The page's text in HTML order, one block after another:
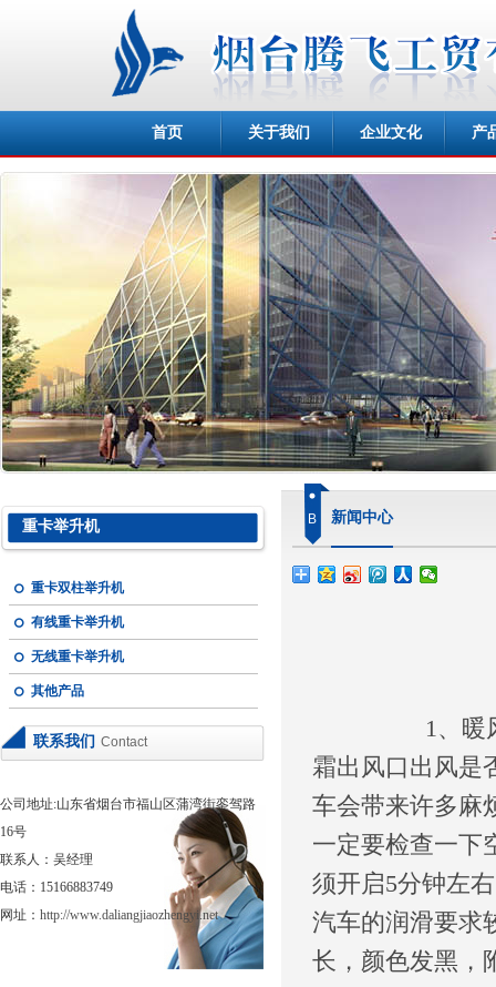
首页 关于我们 企业文化 产
重卡举升机
重卡双柱举升机
有线重卡举升机
无线重卡举升机
其他产品
联系我们 Contact
公司地址:山东省烟台市福山区蒲湾街銮驾路
16号
联系人：吴经理
电话：15166883749
网址： http://www.daliangjiaozhengyi.net
B 新闻中心
1、暖风检查
霜出风口出风是
车会带来许多麻
一定要检查一下
须开启5分钟左
汽车的润滑要求
长，颜色发黑，